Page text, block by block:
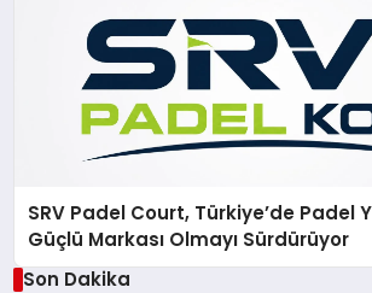
SRV Padel Court, Türkiye’de Padel
Güçlü Markası Olmayı Sürdürüyor
Son Dakika